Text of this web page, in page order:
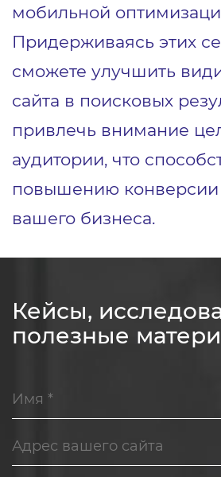
мобильной
Придерживаясь этих
сможете улучшить
сайта в поисковых
привлечь внимание
аудитории, что
повышению конверсии
вашего бизнеса.
Кейсы,
полезные